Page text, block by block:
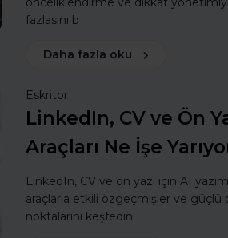
fazlasını b
Daha fazla oku
Eskritor
LinkedIn, CV ve Ön
Araçları Ne İşe
LinkedIn, CV ve ön yazı için AI yazım
araçlarla etkili özgeçmişler ve güçlü
noktalarını keşfedin.